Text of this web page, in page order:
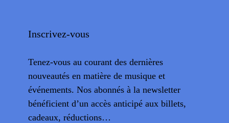
Inscrivez-vous
Tenez-vous au courant des dernières
nouveautés en matière de musique et
événements. Nos abonnés à la newsletter
bénéficient d’un accès anticipé aux billets,
cadeaux, réductions…